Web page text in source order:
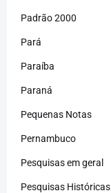
Padrão 2000
Pará
Paraíba
Paraná
Pequenas Notas
Pernambuco
Pesquisas em geral
Pesquisas Históricas